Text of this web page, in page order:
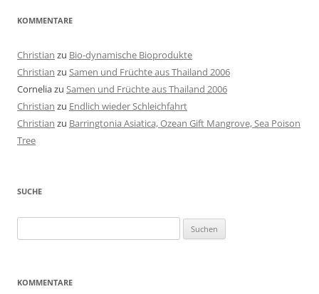
KOMMENTARE
Christian zu Bio-dynamische Bioprodukte
Christian zu Samen und Früchte aus Thailand 2006
Corneliazu Samen und Früchte aus Thailand 2006
Christian zu Endlich wieder Schleichfahrt
Christian zu Barringtonia Asiatica, Ozean Gift Mangrove, Sea Poison
Tree
SUCHE
nach:
KOMMENTARE